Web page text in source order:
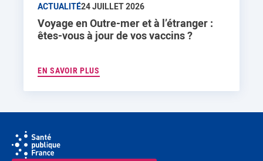
ACTUALITÉ24 JUILLET 2026
Voyage en Outre-mer et à l’étranger :
êtes-vous à jour de vos vaccins ?
EN SAVOIR PLUS